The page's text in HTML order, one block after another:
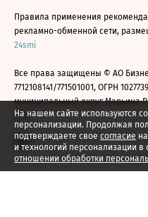
На нашем сайте используются
персонализации. Продолжая
подтверждаете свое согласие
и технологий персонализации в
отношении обработки
Правила применения
рекламно-обменной сети,
24smi
Все права защищены © АО
7712108141/771501001, ОГРН
муниципальный округ Марьина
2026